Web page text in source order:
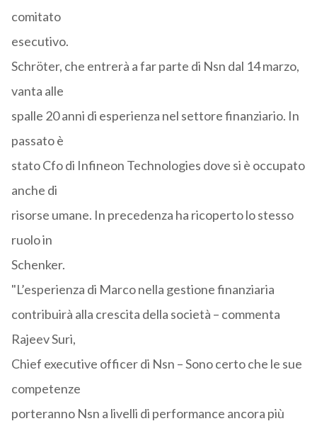
comitato
esecutivo.
Schröter, che entrerà a far parte di Nsn dal 14 marzo,
vanta alle
spalle 20 anni di esperienza nel settore finanziario. In
passato è
stato Cfo di Infineon Technologies dove si è occupato
anche di
risorse umane. In precedenza ha ricoperto lo stesso
ruolo in
Schenker.
"L’esperienza di Marco nella gestione finanziaria
contribuirà alla crescita della società – commenta
Rajeev Suri,
Chief executive officer di Nsn – Sono certo che le sue
competenze
porteranno Nsn a livelli di performance ancora più